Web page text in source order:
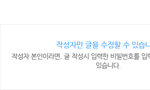
작성자만 글을 수정할 수 있습
작성자 본인이라면, 글 작성시 입력한 비밀번호를 입
있습니다.